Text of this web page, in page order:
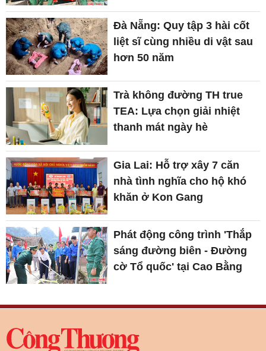
Đà Nẵng: Quy tập 3 hài cốt
liệt sĩ cùng nhiều di vật sau
hơn 50 năm
Trà không đường TH true
TEA: Lựa chọn giải nhiệt
thanh mát ngày hè
Gia Lai: Hỗ trợ xây 7 căn
nhà tình nghĩa cho hộ khó
khăn ở Kon Gang
Phát động công trình 'Thắp
sáng đường biên - Đường
cờ Tổ quốc' tại Cao Bằng